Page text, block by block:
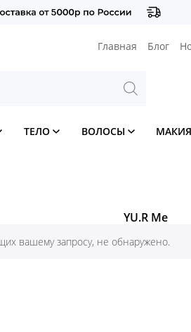
Главная Блог
ТЕЛО ВОЛОСЫ
YU.R Me
вашему запросу, не обнаружено.